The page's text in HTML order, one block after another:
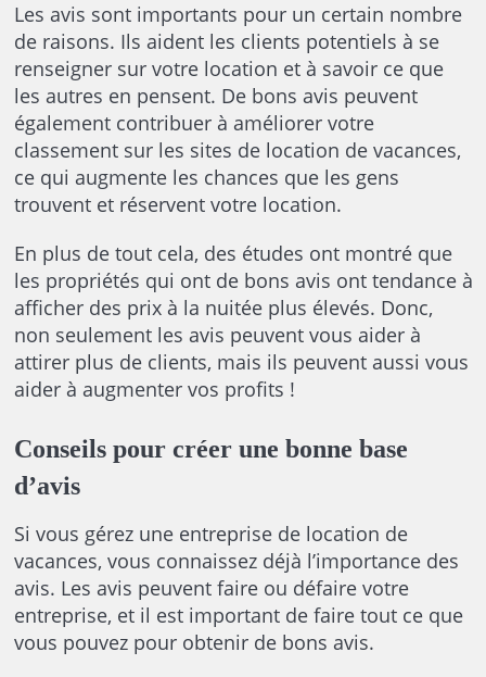
Les avis sont importants pour un certain nombre
de raisons. Ils aident les clients potentiels à se
renseigner sur votre location et à savoir ce que
les autres en pensent. De bons avis peuvent
également contribuer à améliorer votre
classement sur les sites de location de vacances,
ce qui augmente les chances que les gens
trouvent et réservent votre location.
En plus de tout cela, des études ont montré que
les propriétés qui ont de bons avis ont tendance à
afficher des prix à la nuitée plus élevés. Donc,
non seulement les avis peuvent vous aider à
attirer plus de clients, mais ils peuvent aussi vous
aider à augmenter vos profits !
Conseils pour créer une bonne base
d’avis
Si vous gérez une entreprise de location de
vacances, vous connaissez déjà l’importance des
avis. Les avis peuvent faire ou défaire votre
entreprise, et il est important de faire tout ce que
vous pouvez pour obtenir de bons avis.